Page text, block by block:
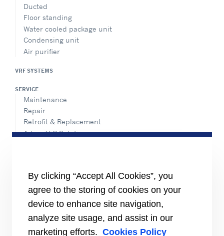
Ducted
Floor standing
Water cooled package unit
Condensing unit
Air purifier
VRF SYSTEMS
SERVICE
Maintenance
Repair
Retrofit & Replacement
AdvanTEC Solutions
Send an Inquiry
Carrier Branches and Regional Office
Find a dealer
SUPPORT
Register Warrantyopen_in_new
By clicking “Accept All Cookies”, you
agree to the storing of cookies on your
device to enhance site navigation,
analyze site usage, and assist in our
marketing efforts. Cookies Policy